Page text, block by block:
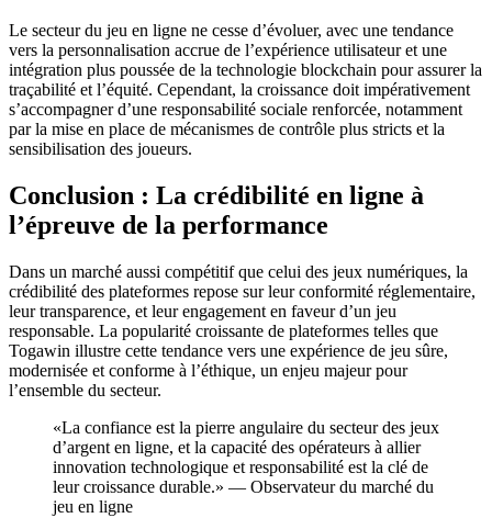
Le secteur du jeu en ligne ne cesse d’évoluer, avec une tendance
vers la personnalisation accrue de l’expérience utilisateur et une
intégration plus poussée de la technologie blockchain pour assurer la
traçabilité et l’équité. Cependant, la croissance doit impérativement
s’accompagner d’une responsabilité sociale renforcée, notamment
par la mise en place de mécanismes de contrôle plus stricts et la
sensibilisation des joueurs.
Conclusion : La crédibilité en ligne à
l’épreuve de la performance
Dans un marché aussi compétitif que celui des jeux numériques, la
crédibilité des plateformes repose sur leur conformité réglementaire,
leur transparence, et leur engagement en faveur d’un jeu
responsable. La popularité croissante de plateformes telles que
Togawin illustre cette tendance vers une expérience de jeu sûre,
modernisée et conforme à l’éthique, un enjeu majeur pour
l’ensemble du secteur.
«La confiance est la pierre angulaire du secteur des jeux
d’argent en ligne, et la capacité des opérateurs à allier
innovation technologique et responsabilité est la clé de
leur croissance durable.» — Observateur du marché du
jeu en ligne